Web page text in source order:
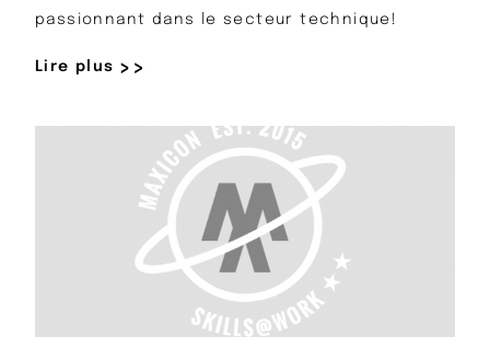
passionnant dans le secteur technique!
Lire plus